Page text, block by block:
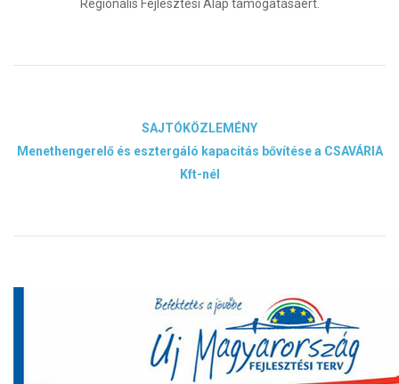
Regionális Fejlesztési Alap támogatásáért.
SAJTÓKÖZLEMÉNY
Menethengerelő és esztergáló kapacitás bővítése a CSAVÁRIA
Kft-nél